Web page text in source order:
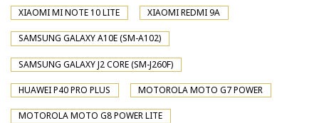
XIAOMI MI NOTE 10 LITE XIAOMI REDMI 9A
SAMSUNG GALAXY A10E (SM-A102)
SAMSUNG GALAXY J2 CORE (SM-J260F)
HUAWEI P40 PRO PLUS MOTOROLA MOTO G7 POWER
MOTOROLA MOTO G8 POWER LITE